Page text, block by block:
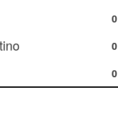
0
0
0